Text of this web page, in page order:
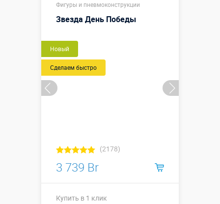
Фигуры и пневмоконструкции
Звезда День Победы
Новый
Сделаем быстро
(2178)
3 739 Br
Купить в 1 клик